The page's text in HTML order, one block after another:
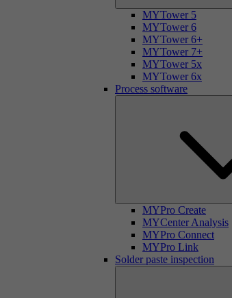
MYTower 5
MYTower 6
MYTower 6+
MYTower 7+
MYTower 5x
MYTower 6x
Process software
MYPro Create
MYCenter Analysis
MYPro Connect
MYPro Link
Solder paste inspection